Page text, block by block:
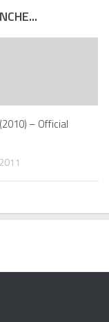
– Official